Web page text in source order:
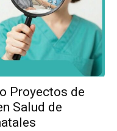
Proyectos de
Salud de